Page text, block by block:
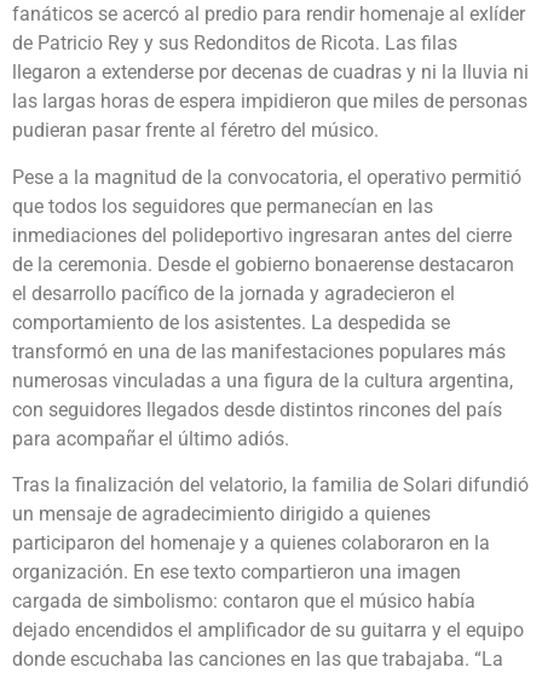
fanáticos se acercó al predio para rendir homenaje al exlíder
de Patricio Rey y sus Redonditos de Ricota. Las filas
llegaron a extenderse por decenas de cuadras y ni la lluvia ni
las largas horas de espera impidieron que miles de personas
pudieran pasar frente al féretro del músico.
Pese a la magnitud de la convocatoria, el operativo permitió
que todos los seguidores que permanecían en las
inmediaciones del polideportivo ingresaran antes del cierre
de la ceremonia. Desde el gobierno bonaerense destacaron
el desarrollo pacífico de la jornada y agradecieron el
comportamiento de los asistentes. La despedida se
transformó en una de las manifestaciones populares más
numerosas vinculadas a una figura de la cultura argentina,
con seguidores llegados desde distintos rincones del país
para acompañar el último adiós.
Tras la finalización del velatorio, la familia de Solari difundió
un mensaje de agradecimiento dirigido a quienes
participaron del homenaje y a quienes colaboraron en la
organización. En ese texto compartieron una imagen
cargada de simbolismo: contaron que el músico había
dejado encendidos el amplificador de su guitarra y el equipo
donde escuchaba las canciones en las que trabajaba. “La